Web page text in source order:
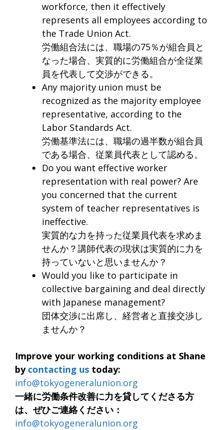
workforce, then it effectively
represents all employees according to
the Trade Union Act.
労働組合法には、職場の75％が組合員と
なった場合、実質的に労働組合が全従業
員を代表して交渉ができる。
Any majority union must be
recognized as the majority employee
representative, according to the
Labor Standards Act.
労働基準法には、職場の過半数が組合員
である場合、従業員代表として認める。
Do you want effective worker
representation with real power? Are
you concerned that the current
system of teacher representatives is
ineffective.
実質的な力を持った従業員代表を求めま
せんか？講師代表の現状は実質的に力を
持っていないと思いませんか？
Would you like to participate in
collective bargaining and deal directly
with Japanese management?
団体交渉に出席し、経営者と直接交渉し
ませんか？
Improve your working conditions at Shane
by contacting us today:
info@tokyogeneralunion.org
一緒に労働条件改善に力を貸してくださる方
は、ぜひご連絡ください：
info@tokyogeneralunion.org